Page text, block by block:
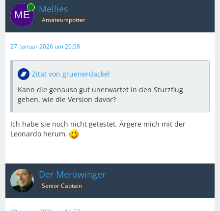
Online Mellies
Amateurspotter
27. Januar 2026 um 20:58
Zitat von gruenerdackel
Kann die genauso gut unerwartet in den Sturzflug
gehen, wie die Version davor?
Ich habe sie noch nicht getestet. Ärgere mich mit der
Leonardo herum.
Der Merowinger
Senior Captain